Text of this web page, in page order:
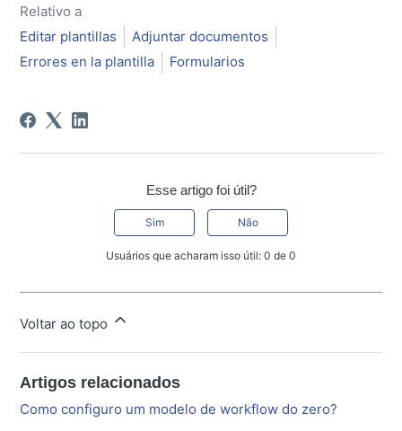
Relativo a
Editar plantillas
Adjuntar documentos
Errores en la plantilla
Formularios
Esse artigo foi útil?
Sim Não
Usuários que acharam isso útil: 0 de 0
Voltar ao topo
Artigos relacionados
Como configuro um modelo de workflow do zero?